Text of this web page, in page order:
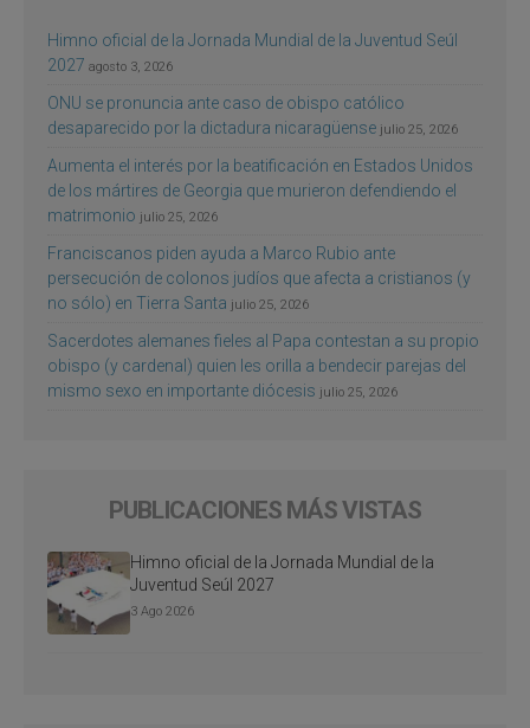
Himno oficial de la Jornada Mundial de la Juventud Seúl
2027 agosto 3, 2026
ONU se pronuncia ante caso de obispo católico
desaparecido por la dictadura nicaragüense julio 25, 2026
Aumenta el interés por la beatificación en Estados Unidos
de los mártires de Georgia que murieron defendiendo el
matrimonio julio 25, 2026
Franciscanos piden ayuda a Marco Rubio ante
persecución de colonos judíos que afecta a cristianos (y
no sólo) en Tierra Santa julio 25, 2026
Sacerdotes alemanes fieles al Papa contestan a su propio
obispo (y cardenal) quien les orilla a bendecir parejas del
mismo sexo en importante diócesis julio 25, 2026
PUBLICACIONES MÁS VISTAS
Himno oficial de la Jornada Mundial de la
Juventud Seúl 2027
3 Ago 2026